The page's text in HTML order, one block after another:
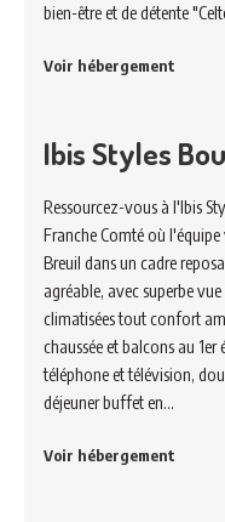
bien-être et de détente
Voir hébergement
Ibis Styles
Ressourcez-vous à l'Ibis
Franche Comté où
Breuil dans un cadre
agréable, avec superbe
climatisées tout confort
chaussée et balcons au
téléphone et télévision,
déjeuner buffet en…
Voir hébergement